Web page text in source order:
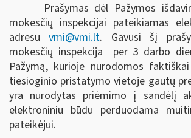
Prašymas dėl Pažymos
mokesčių inspekcijai pateikiamas
adresuvmi@vmi.lt. Gavusi šį
mokesčių inspekcija per 3 darbo
Pažymą, kurioje nurodomos
tiesioginio pristatymo vietoje gautų
yra nurodytas priėmimo į sandėlį
elektroniniu būdu perduodama
pateikėjui.